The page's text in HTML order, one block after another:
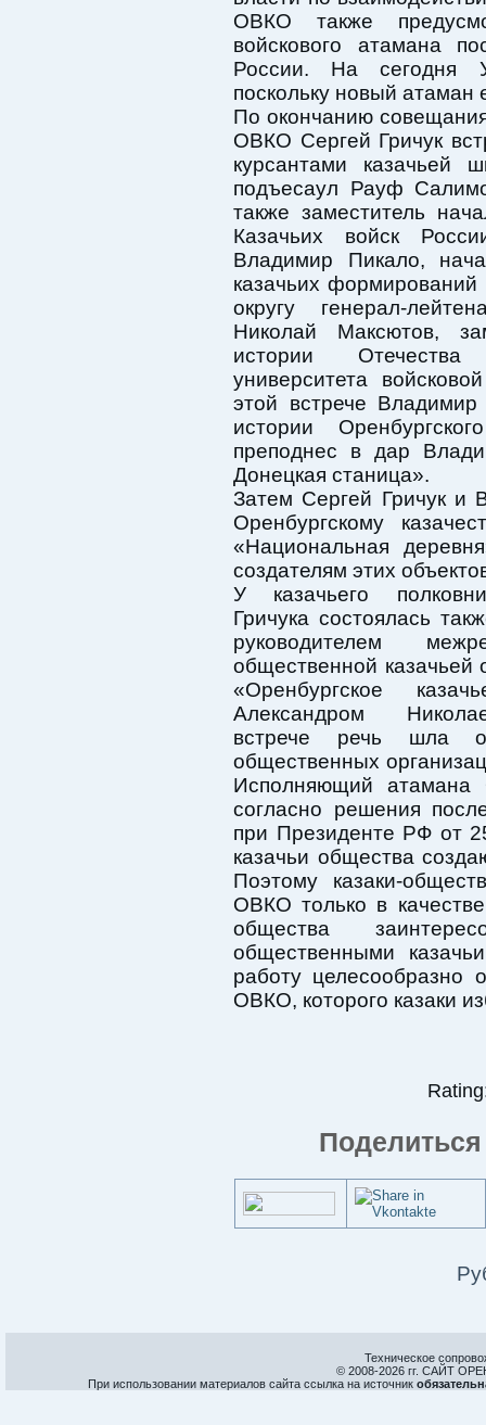
ОВКО также
войскового атамана
России. На сегодня
поскольку новый
По окончанию
ОВКО Сергей Гричук
курсантами казачьей
подъесаул Рауф
также заместитель
Казачьих войск
Владимир Пикало,
казачьих
округу генерал-
Николай Максютов,
истории Отечества
университета
этой встрече
истории
преподнес в дар
Донецкая станица».
Затем Сергей Гричук и
Оренбургскому
«Национальная
создателям этих
У казачьего
Гричука состоялась
руководителем
общественной казачьей
«Оренбургское
Александром
встрече речь шла
общественных
Исполняющий атамана
согласно решения
при Президенте РФ от
казачьи общества
Поэтому казаки-
ОВКО только в
общества
общественными
работу целесообразно
ОВКО, которого казаки
Техническое
© 2008-2026 гг. САЙТ
При использовании материалов сайта ссылка на источник